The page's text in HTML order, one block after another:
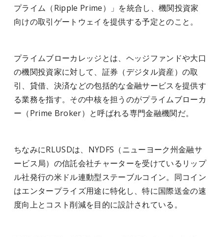
プライム（Ripple Prime）」を統合し、機関投資家
向けの取引ゲートウェイを提供する予定とのこと。
プライムブローカレッジとは、ヘッジファンドや大口
の機関投資家に対して、証券（デジタル資産）の取
引、貸借、決済などの包括的な金融サービスを提供す
る業務を指す。その中核を担うのがプライムブローカ
ー（Prime Broker）と呼ばれる専門金融機関だ。
ちなみにRLUSDは、NYDFS（ニューヨーク州金融サ
ービス局）の信託会社チャーターを受けているリップ
ル社発行の米ドル連動型ステーブルコイン。同コイン
はエンタープライズ用途に特化し、特に国際送金の速
度向上とコスト削減を目的に設計されている。